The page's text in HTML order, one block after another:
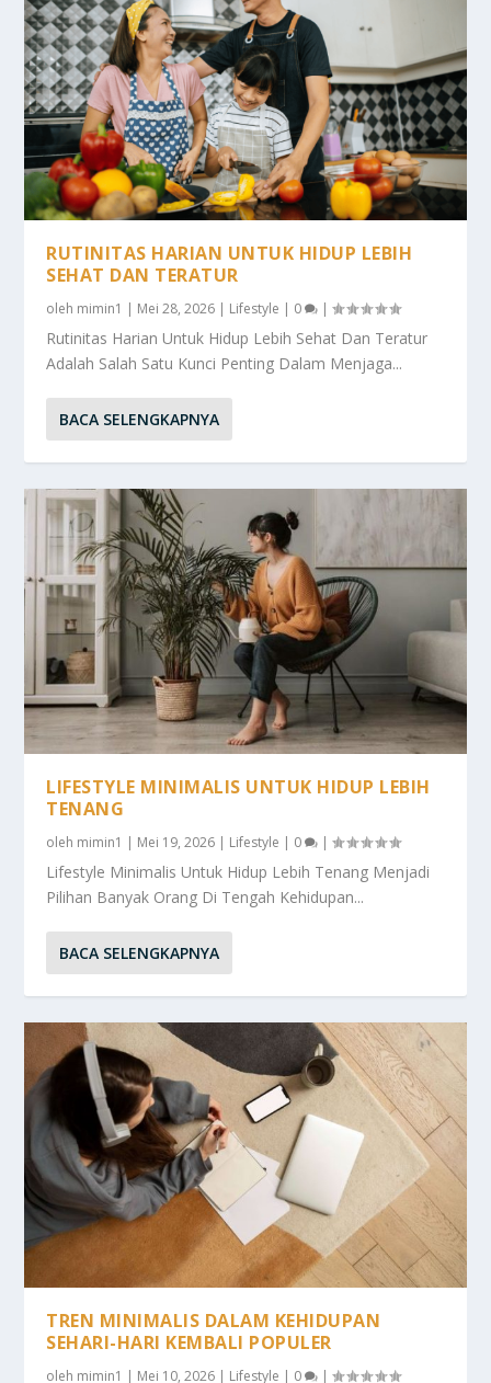
RUTINITAS HARIAN UNTUK HIDUP LEBIH
SEHAT DAN TERATUR
oleh mimin1 | Mei 28, 2026 | Lifestyle | 0 |
Rutinitas Harian Untuk Hidup Lebih Sehat Dan Teratur
Adalah Salah Satu Kunci Penting Dalam Menjaga...
BACA SELENGKAPNYA
LIFESTYLE MINIMALIS UNTUK HIDUP LEBIH
TENANG
oleh mimin1 | Mei 19, 2026 | Lifestyle | 0 |
Lifestyle Minimalis Untuk Hidup Lebih Tenang Menjadi
Pilihan Banyak Orang Di Tengah Kehidupan...
BACA SELENGKAPNYA
TREN MINIMALIS DALAM KEHIDUPAN
SEHARI-HARI KEMBALI POPULER
oleh mimin1 | Mei 10, 2026 | Lifestyle | 0 |